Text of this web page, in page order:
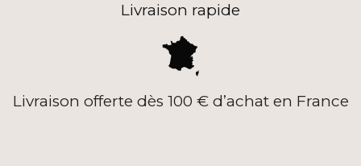
Livraison rapide
Livraison offerte dès 100 € d’achat en France